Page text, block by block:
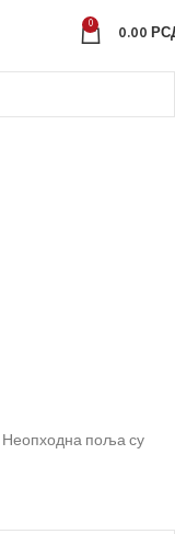
0 0.00
Неопходна поља су